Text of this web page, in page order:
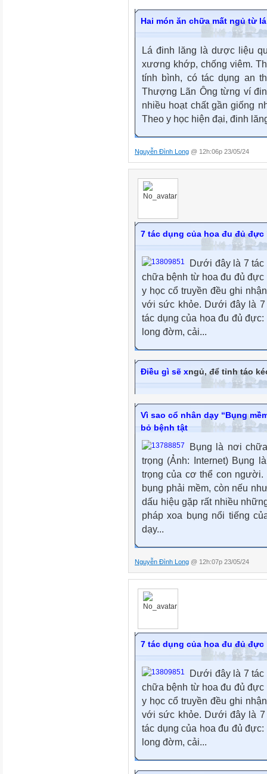
Hai món ăn chữa mất ngủ từ
Lá đinh lăng là dược liệu
xương khớp, chống viêm.
tính bình, có tác dụng an
Thượng Lãn Ông từng ví
nhiều hoạt chất gần giống
Theo y học hiện đại, đinh
Nguyễn Đình Long @ 12h:06p 23/05/24
7 tác dụng của hoa đu đủ
Dưới đây là 7 tác
chữa bệnh từ hoa đu đủ đực
y học cổ truyền đều ghi
với sức khỏe. Dưới đây là
tác dụng của hoa đu đủ
long đờm, cải...
Điều gì sẽ xngủ, để tỉnh táo
Vì sao cổ nhân dạy “Bụng
bỏ bệnh tật
Bụng là nơi
trọng (Ảnh: Internet) Bụng
trọng của cơ thể con người.
bụng phải mềm, còn nếu
dấu hiệu gặp rất nhiều
pháp xoa bụng nổi tiếng
dạy...
Nguyễn Đình Long @ 12h:07p 23/05/24
7 tác dụng của hoa đu đủ
Dưới đây là 7 tác
chữa bệnh từ hoa đu đủ đực
y học cổ truyền đều ghi
với sức khỏe. Dưới đây là
tác dụng của hoa đu đủ
long đờm, cải...